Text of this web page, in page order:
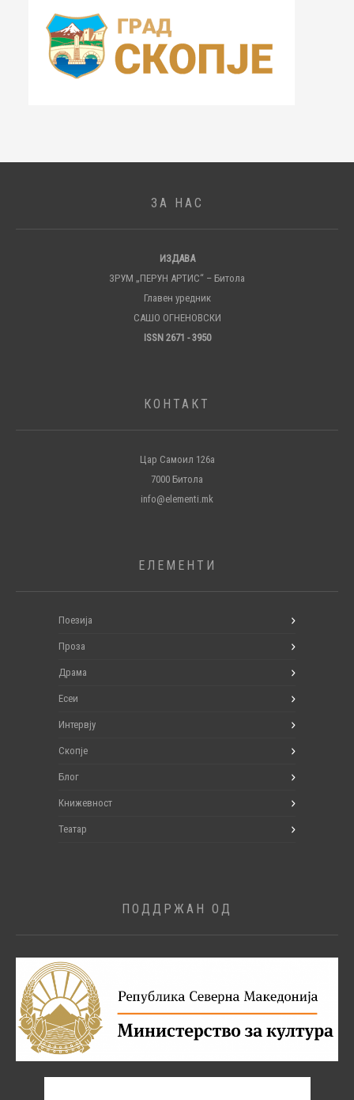
ЗА НАС
ИЗДАВА
ЗРУМ „ПЕРУН АРТИС“ – Битола
Главен уредник
САШО ОГНЕНОВСКИ
ISSN 2671 - 3950
КОНТАКТ
Цар Самоил 126а
7000 Битола
info@elementi.mk
ЕЛЕМЕНТИ
Поезија
Проза
Драма
Есеи
Интервју
Скопје
Блог
Книжевност
Театар
ПОДДРЖАН ОД